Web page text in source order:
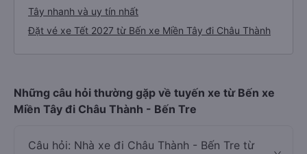
Tây nhanh và uy tín nhất
Đặt vé xe Tết 2027 từ Bến xe Miền Tây đi Châu Thành
Những câu hỏi thường gặp về tuyến xe từ Bến xe
Miền Tây đi Châu Thành - Bến Tre
Câu hỏi: Nhà xe đi Châu Thành - Bến Tre từ